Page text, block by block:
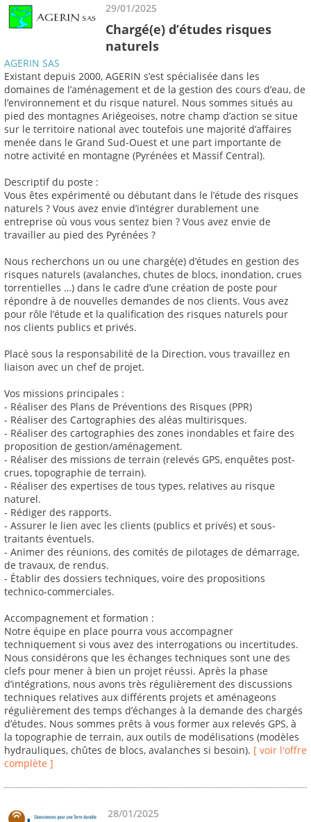
29/01/2025
Chargé(e) d’études risques
naturels
AGERIN SAS
Existant depuis 2000, AGERIN s’est spécialisée dans les
domaines de l’aménagement et de la gestion des cours d’eau, de
l’environnement et du risque naturel. Nous sommes situés au
pied des montagnes Ariégeoises, notre champ d’action se situe
sur le territoire national avec toutefois une majorité d’affaires
menée dans le Grand Sud-Ouest et une part importante de
notre activité en montagne (Pyrénées et Massif Central).
Descriptif du poste :
Vous êtes expérimenté ou débutant dans le l’étude des risques
naturels ? Vous avez envie d’intégrer durablement une
entreprise où vous vous sentez bien ? Vous avez envie de
travailler au pied des Pyrénées ?
Nous recherchons un ou une chargé(e) d’études en gestion des
risques naturels (avalanches, chutes de blocs, inondation, crues
torrentielles …) dans le cadre d’une création de poste pour
répondre à de nouvelles demandes de nos clients. Vous avez
pour rôle l’étude et la qualification des risques naturels pour
nos clients publics et privés.
Placé sous la responsabilité de la Direction, vous travaillez en
liaison avec un chef de projet.
Vos missions principales :
- Réaliser des Plans de Préventions des Risques (PPR)
- Réaliser des Cartographies des aléas multirisques.
- Réaliser des cartographies des zones inondables et faire des
proposition de gestion/aménagement.
- Réaliser des missions de terrain (relevés GPS, enquêtes post-
crues, topographie de terrain).
- Réaliser des expertises de tous types, relatives au risque
naturel.
- Rédiger des rapports.
- Assurer le lien avec les clients (publics et privés) et sous-
traitants éventuels.
- Animer des réunions, des comités de pilotages de démarrage,
de travaux, de rendus.
- Établir des dossiers techniques, voire des propositions
technico-commerciales.
Accompagnement et formation :
Notre équipe en place pourra vous accompagner
techniquement si vous avez des interrogations ou incertitudes.
Nous considérons que les échanges techniques sont une des
clefs pour mener à bien un projet réussi. Après la phase
d’intégrations, nous avons très régulièrement des discussions
techniques relatives aux différents projets et aménageons
régulièrement des temps d’échanges à la demande des chargés
d’études. Nous sommes prêts à vous former aux relevés GPS, à
la topographie de terrain, aux outils de modélisations (modèles
hydrauliques, chûtes de blocs, avalanches si besoin). [ voir l'offre
complète ]
28/01/2025